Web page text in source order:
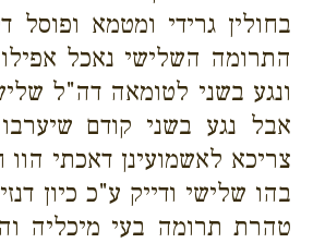
בחולין גרידי ומטמא ופוסל
התרומה השלישי נאכל
ונגע בשני לטומאה דה"ל
אבל נגע בשני קודם
צריכא לאשמועינן דאכתי הוו
בהו שלישי ודייק ע"כ כיון
טהרת תרומה בעי מיכליה